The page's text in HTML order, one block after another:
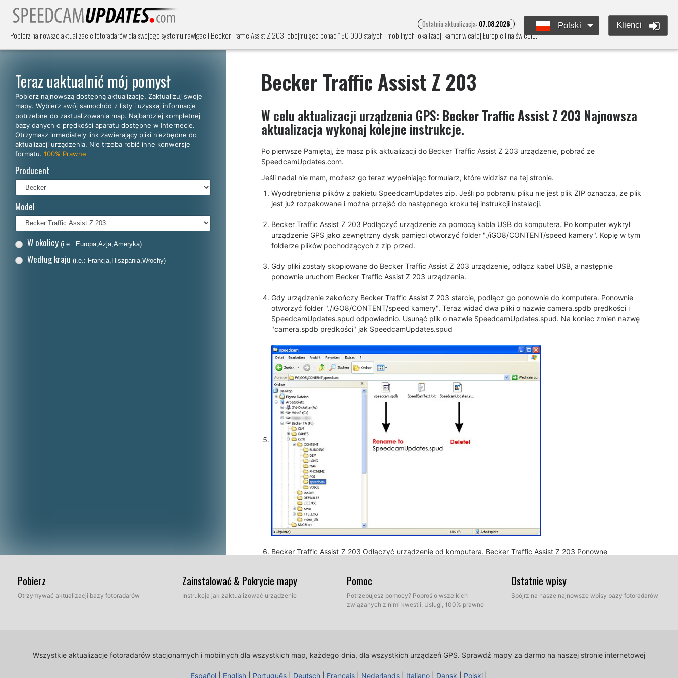
Pobierz najnowsze aktualizacje fotoradarów dla swojego systemu nawigacji Becker Traffic Assist Z 203, obejmujące ponad 150 000 stałych i mobilnych lokalizacji kamer w całej Europie i na świecie.
Ostatnia aktualizacja: 07.08.2026 Polski Klienci
Teraz uaktualnić mój pomysł
Pobierz najnowszą dostępną aktualizację. Zaktualizuj swoje
mapy. Wybierz swój samochód z listy i uzyskaj informacje
potrzebne do zaktualizowania map. Najbardziej kompletnej
bazy danych o prędkości aparatu dostępne w Internecie.
Otrzymasz inmediately link zawierający pliki niezbędne do
aktualizacji urządzenia. Nie trzeba robić inne konwersje
formatu. 100% Prawne
Producent
Model
W okolicy (i.e.: Europa,Azja,Ameryka)
Według kraju (i.e.: Francja,Hiszpania,Włochy)
Becker Traffic Assist Z 203
W celu aktualizacji urządzenia GPS: Becker Traffic Assist Z 203 Najnowsza
aktualizacja wykonaj kolejne instrukcje.
Po pierwsze Pamiętaj, że masz plik aktualizacji do Becker Traffic Assist Z 203 urządzenie, pobrać ze
SpeedcamUpdates.com.
Jeśli nadal nie mam, możesz go teraz wypełniając formularz, które widzisz na tej stronie.
Wyodrębnienia plików z pakietu SpeedcamUpdates zip. Jeśli po pobraniu pliku nie jest plik ZIP oznacza, że plik
jest już rozpakowane i można przejść do następnego kroku tej instrukcji instalacji.
Becker Traffic Assist Z 203 Podłączyć urządzenie za pomocą kabla USB do komputera. Po komputer wykrył
urządzenie GPS jako zewnętrzny dysk pamięci otworzyć folder "./iGO8/CONTENT/speed kamery". Kopię w tym
folderze plików pochodzących z zip przed.
Gdy pliki zostały skopiowane do Becker Traffic Assist Z 203 urządzenie, odłącz kabel USB, a następnie
ponownie uruchom Becker Traffic Assist Z 203 urządzenia.
Gdy urządzenie zakończy Becker Traffic Assist Z 203 starcie, podłącz go ponownie do komputera. Ponownie
otworzyć folder "./iGO8/CONTENT/speed kamery". Teraz widać dwa pliki o nazwie camera.spdb prędkości i
SpeedcamUpdates.spud odpowiednio. Usunąć plik o nazwie SpeedcamUpdates.spud. Na koniec zmień nazwę
"camera.spdb prędkości" jak SpeedcamUpdates.spud
Becker Traffic Assist Z 203 Odłączyć urządzenie od komputera. Becker Traffic Assist Z 203 Ponowne
"Ustawienia / Ustawienia nawigacji / fotoradarów. Sprawdź, że każda opcja jest dostosowane do własnych
preferencji.
Pobierz
Otrzymywać aktualizacji bazy fotoradarów
Zainstalować & Pokrycie mapy
Instrukcja jak zaktualizować urządzenie
Pomoc
Potrzebujesz pomocy? Poproś o wszelkich
związanych z nimi kwestii. Usługi, 100% prawne
Ostatnie wpisy
Spójrz na nasze najnowsze wpisy bazy fotoradarów
Wszystkie aktualizacje fotoradarów stacjonarnych i mobilnych dla wszystkich map, każdego dnia, dla wszystkich urządzeń GPS. Sprawdź mapy za darmo na naszej stronie internetowej
Español English Português Deutsch Français Nederlands Italiano Dansk Polski